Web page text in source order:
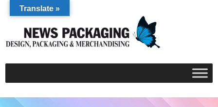
Translate »